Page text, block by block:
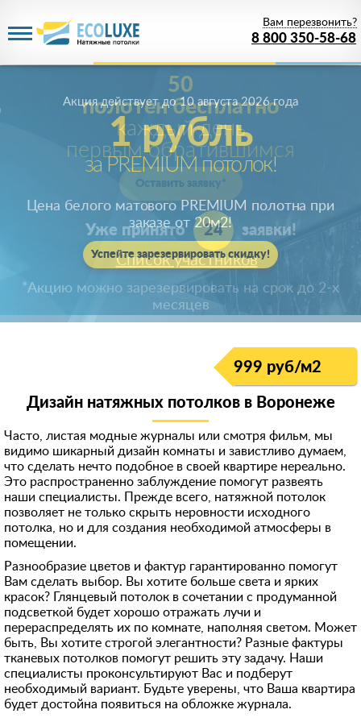
8 800 350-58-68
Вам перезвонить?
1 рубль
за PREMIUM потолок!
Акция действуетдо 10 августа 2026 года
Цена белого матового PREMIUM полотна при
заказе от 20м2!
Успейте зарезервировать скидку!
999 руб/м2
Дизайн натяжных потолков в Воронеже
Часто, листая модные журналы или смотря фильм, мы
видимо шикарный дизайн комнаты и завистливо думаем,
что сделать нечто подобное в своей квартире нереально.
Это распространенно заблуждение помогут развеять
наши специалисты. Прежде всего, натяжной потолок
позволяет не только скрыть неровности исходного
потолка, но и для создания необходимой атмосферы в
помещении.
Разнообразие цветов и фактур гарантированно помогут
Вам сделать выбор. Вы хотите больше света и ярких
красок? Глянцевый потолок в сочетании с продуманной
подсветкой будет хорошо отражать лучи и
перераспределять их по комнате, наполняя светом. Может
быть, Вы хотите строгой элегантности? Разные фактуры
тканевых потолков помогут решить эту задачу. Наши
специалисты проконсультируют Вас и подберут
необходимый вариант. Будьте уверены, что Ваша квартира
будет достойна появиться на обложке журнала.